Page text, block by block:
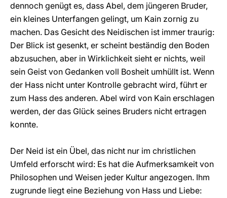
dennoch genügt es, dass Abel, dem jüngeren Bruder,
ein kleines Unterfangen gelingt, um Kain zornig zu
machen. Das Gesicht des Neidischen ist immer traurig:
Der Blick ist gesenkt, er scheint beständig den Boden
abzusuchen, aber in Wirklichkeit sieht er nichts, weil
sein Geist von Gedanken voll Bosheit umhüllt ist. Wenn
der Hass nicht unter Kontrolle gebracht wird, führt er
zum Hass des anderen. Abel wird von Kain erschlagen
werden, der das Glück seines Bruders nicht ertragen
konnte.
Der Neid ist ein Übel, das nicht nur im christlichen
Umfeld erforscht wird: Es hat die Aufmerksamkeit von
Philosophen und Weisen jeder Kultur angezogen. Ihm
zugrunde liegt eine Beziehung von Hass und Liebe: